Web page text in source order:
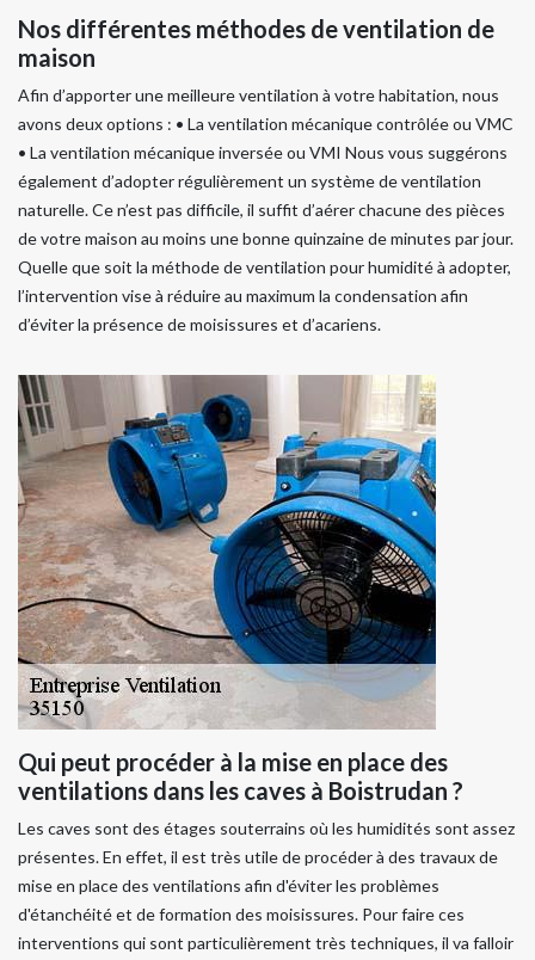
Nos différentes méthodes de ventilation de
maison
Afin d’apporter une meilleure ventilation à votre habitation, nous
avons deux options : • La ventilation mécanique contrôlée ou VMC
• La ventilation mécanique inversée ou VMI Nous vous suggérons
également d’adopter régulièrement un système de ventilation
naturelle. Ce n’est pas difficile, il suffit d’aérer chacune des pièces
de votre maison au moins une bonne quinzaine de minutes par jour.
Quelle que soit la méthode de ventilation pour humidité à adopter,
l’intervention vise à réduire au maximum la condensation afin
d’éviter la présence de moisissures et d’acariens.
Qui peut procéder à la mise en place des
ventilations dans les caves à Boistrudan ?
Les caves sont des étages souterrains où les humidités sont assez
présentes. En effet, il est très utile de procéder à des travaux de
mise en place des ventilations afin d'éviter les problèmes
d'étanchéité et de formation des moisissures. Pour faire ces
interventions qui sont particulièrement très techniques, il va falloir